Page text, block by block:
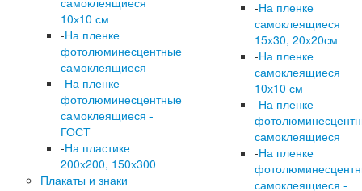
10х10 см
-На пленке
фотолюминесцентные
самоклеящиеся
-На пленке
фотолюминесцентные
самоклеящиеся -
ГОСТ
-На пластике
200х200, 150х300
Плакаты и знаки
-На пленке
самоклеящиеся
15х30, 20х20см
-На пленке
самоклеящиеся
10х10 см
-На пленке
самоклеящиеся
-На пленке
самоклеящиеся -